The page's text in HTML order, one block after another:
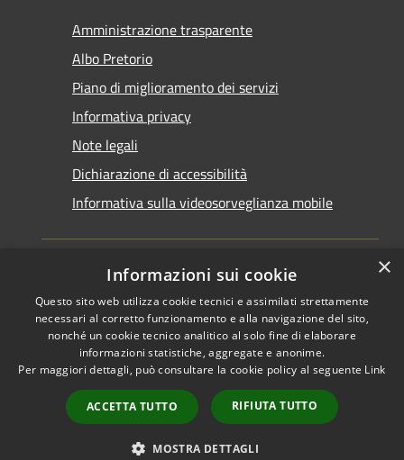
Amministrazione trasparente
Albo Pretorio
Piano di miglioramento dei servizi
Informativa privacy
Note legali
Dichiarazione di accessibilità
Informativa sulla videosorveglianza mobile
RSS
Accessibilità
Cookie
Mappa del sito
Area riservata del
Copyright © 2026 • Comune di
Taranto • Powered by
Municipium•Accesso
redazione
×
Informazioni sui cookie
Questo sito web utilizza cookie tecnici e assimilati strettamente
necessari al corretto funzionamento e alla navigazione del sito,
nonché un cookie tecnico analitico al solo fine di elaborare
informazioni statistiche, aggregate e anonime.
Per maggiori dettagli, può consultare la cookie policy al seguente Link
ACCETTA TUTTO RIFIUTA TUTTO
MOSTRA DETTAGLI